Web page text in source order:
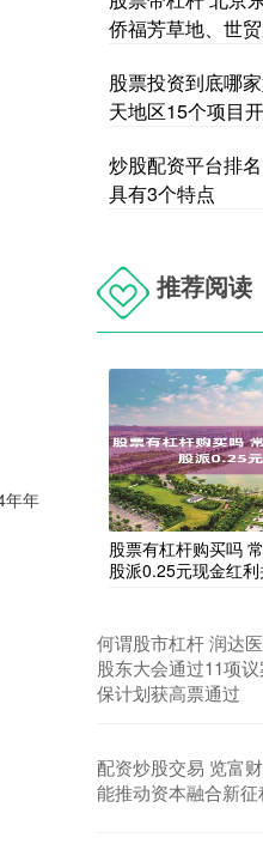
年年
侨福芳草地、世
股票投资到底哪
天地区15个项目
炒股配资平台排名
具有3个特点
推荐阅读
股票有杠杆购买吗
股派0.25元现金红
何谓股市杠杆 润达
股东大会通过11项
保计划获高票通过
配资炒股交易 览富
能推动资本融合新